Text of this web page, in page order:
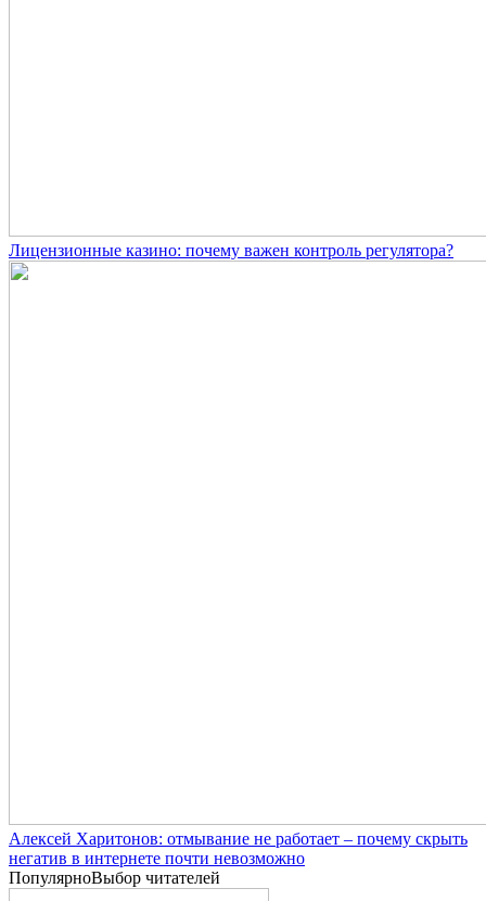
Лицензионные казино: почему важен контроль регулятора?
Алексей Харитонов: отмывание не работает – почему скрыть
негатив в интернете почти невозможно
ПопулярноВыбор читателей